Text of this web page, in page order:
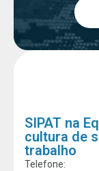
SIPAT na
cultura de
trabalho
Telefone: